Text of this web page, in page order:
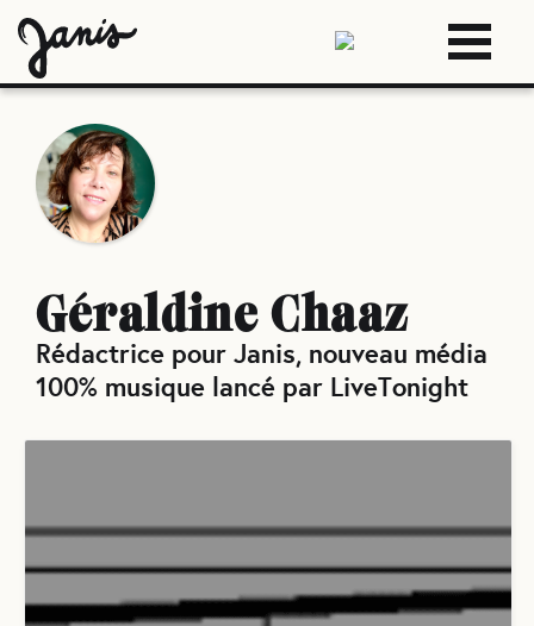
Géraldine Chaaz
Rédactrice pour Janis, nouveau média
100% musique lancé par LiveTonight